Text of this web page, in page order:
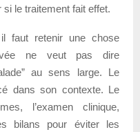
si le traitement fait effet.
faut retenir une chose
ne veut pas dire
au sens large. Le
dans son contexte. Le
l’examen clinique,
bilans pour éviter les